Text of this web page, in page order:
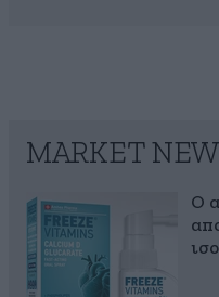
MARKET
Ο